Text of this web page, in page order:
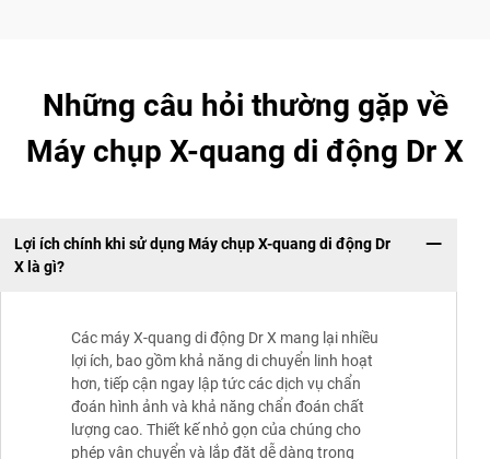
Những câu hỏi thường gặp về
Máy chụp X-quang di động Dr X
Lợi ích chính khi sử dụng Máy chụp X-quang di động Dr
X là gì?
Các máy X-quang di động Dr X mang lại nhiều
lợi ích, bao gồm khả năng di chuyển linh hoạt
hơn, tiếp cận ngay lập tức các dịch vụ chẩn
đoán hình ảnh và khả năng chẩn đoán chất
lượng cao. Thiết kế nhỏ gọn của chúng cho
phép vận chuyển và lắp đặt dễ dàng trong